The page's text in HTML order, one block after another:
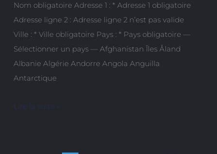
Nom obligatoire Adresse 1 : * Adresse 1 obligatoire
Adresse ligne 2 : Adresse ligne 2 n’est pas valide
Ville : * Ville obligatoire Pays : * Pays obligatoire —
Sélectionner un pays — Afghanistan Îles Åland
Albanie Algérie Andorre Angola Anguilla
Antarctique
Lire la suite »